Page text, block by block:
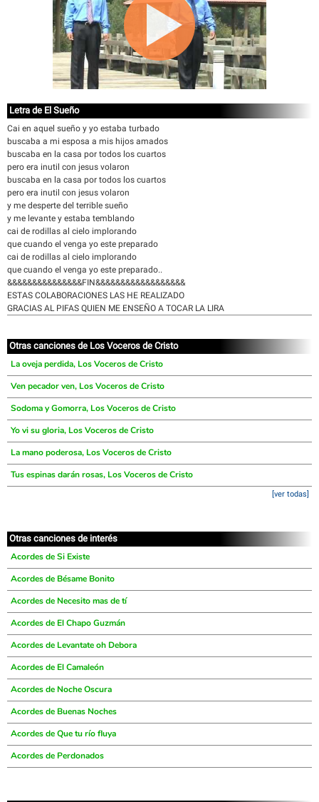
Letra de El Sueño
Cai en aquel sueño y yo estaba turbado
buscaba a mi esposa a mis hijos amados
buscaba en la casa por todos los cuartos
pero era inutil con jesus volaron
buscaba en la casa por todos los cuartos
pero era inutil con jesus volaron
y me desperte del terrible sueño
y me levante y estaba temblando
cai de rodillas al cielo implorando
que cuando el venga yo este preparado
cai de rodillas al cielo implorando
que cuando el venga yo este preparado..
&&&&&&&&&&&&&&&FIN&&&&&&&&&&&&&&&&&&
ESTAS COLABORACIONES LAS HE REALIZADO
GRACIAS AL PIFAS QUIEN ME ENSEÑO A TOCAR LA LIRA
Otras canciones de Los Voceros de Cristo
La oveja perdida, Los Voceros de Cristo
Ven pecador ven, Los Voceros de Cristo
Sodoma y Gomorra, Los Voceros de Cristo
Yo vi su gloria, Los Voceros de Cristo
La mano poderosa, Los Voceros de Cristo
Tus espinas darán rosas, Los Voceros de Cristo
[ver todas]
Otras canciones de interés
Acordes de Si Existe
Acordes de Bésame Bonito
Acordes de Necesito mas de tí
Acordes de El Chapo Guzmán
Acordes de Levantate oh Debora
Acordes de El Camaleón
Acordes de Noche Oscura
Acordes de Buenas Noches
Acordes de Que tu río fluya
Acordes de Perdonados